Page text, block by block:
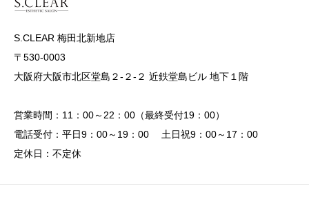
S.CLEAR 梅田北新地店
〒530-0003
大阪府大阪市北区堂島２-２-２ 近鉄堂島ビル 地下１階
営業時間：11：00～22：00（最終受付19：00）
電話受付：平日9：00～19：00 土日祝9：00～17：00
定休日：不定休